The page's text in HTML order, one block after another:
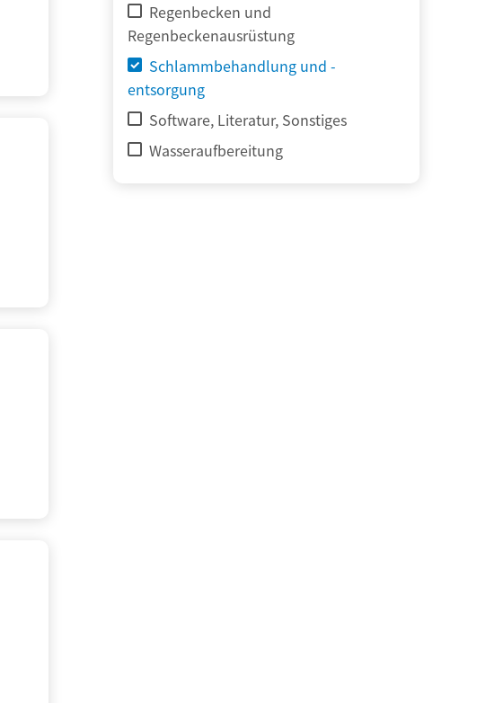
Regenbecken und
Regenbeckenausrüstung
Schlammbehandlung und -
entsorgung
Software, Literatur, Sonstiges
Wasseraufbereitung